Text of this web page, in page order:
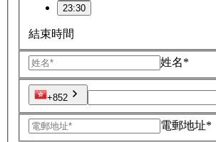
23:30
結束時間
姓名*
+852
電郵地址*